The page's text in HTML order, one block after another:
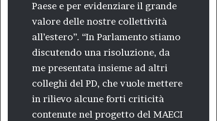
Paese e per evidenziare il grande
valore delle nostre collettività
all’estero”. “In Parlamento stiamo
discutendo una risoluzione, da
me presentata insieme ad altri
colleghi del PD, che vuole mettere
in rilievo alcune forti criticità
contenute nel progetto del MAECI